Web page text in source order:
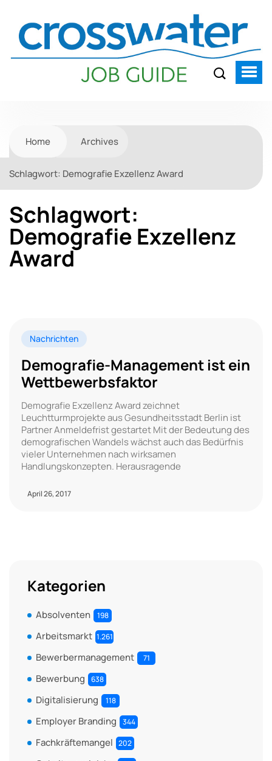
Home Archives
Schlagwort: Demografie Exzellenz Award
Schlagwort:
Demografie Exzellenz
Award
Nachrichten
Demografie-Management ist ein
Wettbewerbsfaktor
Demografie Exzellenz Award zeichnet
Leuchtturmprojekte aus Gesundheitsstadt Berlin ist
Partner Anmeldefrist gestartet Mit der Bedeutung des
demografischen Wandels wächst auch das Bedürfnis
vieler Unternehmen nach wirksamen
Handlungskonzepten. Herausragende
April 26, 2017
Kategorien
Absolventen 198
Arbeitsmarkt 1.261
Bewerbermanagement 71
Bewerbung 638
Digitalisierung 118
Employer Branding 344
Fachkräftemangel 202